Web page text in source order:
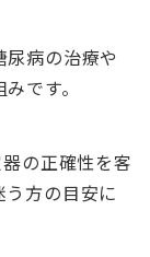
病の治療や
です。
の正確性を客
方の目安に